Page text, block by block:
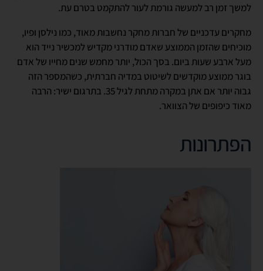
למשך זמן רב למעשה גורמת לעור להתקמט בטרם עת.
מחקרים עדכניים של חברות מחקר נחשבות מאוד, כמו נילסן ופיו,
מוכיחים שהזמן הממוצע שאדם מודרני מקדיש למכשיר נייד הוא
מעל ארבע שעות ביום. בסך הכול, יותר מחמש שנים מחייו של אדם
בוגר ממוצע מוקדשים לשיטוט במדיה חברתית, כשהמספר הזה
גבוה יותר אם אתן במקרה מתחת לגיל 35. בתרגום ישיר: הרבה
מאוד כיפופים של הצוואר.
הפתרונות